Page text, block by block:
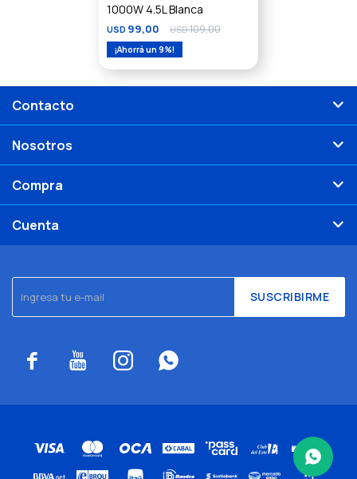
1000W 4.5L Blanca
USD 99,00 USD109,00
9
SUSCRIBIRME
   
Contacto
Nosotros
Compra
Cuenta